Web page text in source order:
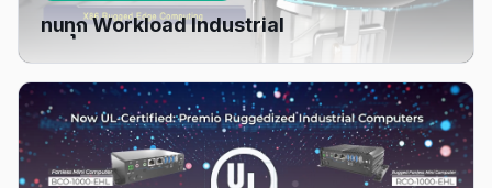
ทนทุก Workload Industrial